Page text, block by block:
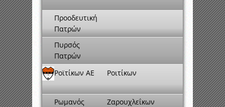
Προοδευτική
Πατρών
Πυρσός
Πατρών
Ροϊτίκων ΑΕ
Ροιτίκων
Ρωμανός
Ζαρουχλεΐκων